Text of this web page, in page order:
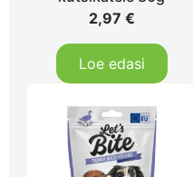
2,97 €
Loe edasi